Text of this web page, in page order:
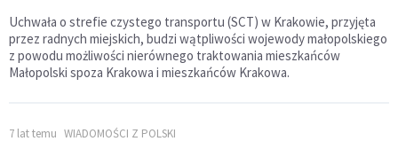
Uchwała o strefie czystego transportu (SCT) w Krakowie, przyjęta
przez radnych miejskich, budzi wątpliwości wojewody małopolskiego
z powodu możliwości nierównego traktowania mieszkańców
Małopolski spoza Krakowa i mieszkańców Krakowa.
7 lat temu WIADOMOŚCI Z POLSKI